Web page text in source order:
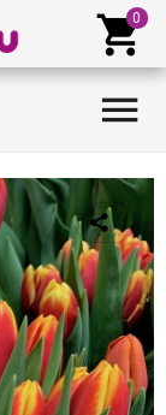

